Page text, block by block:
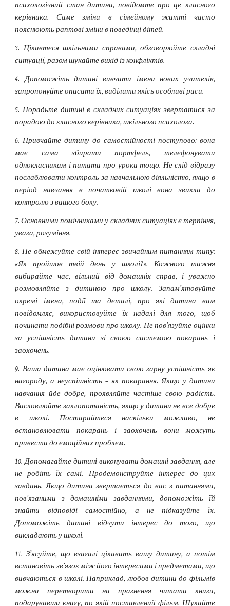
психологічний стан дитини, повідомте про це класного
керівника. Саме зміни в сімейному житті часто
пояснюють раптові зміни в поведінці дітей.
3. Цікавтеся шкільними справами, обговорюйте складні
ситуації, разом шукайте вихід із конфліктів.
4. Допоможіть дитині вивчити імена нових учителів,
запропонуйте описати їх, виділити якісь особливі риси.
5. Порадьте дитині в складних ситуаціях звертатися за
порадою до класного керівника, шкільного психолога.
6. Привчайте дитину до самостійності поступово: вона
має сама збирати портфель, телефонувати
однокласникам і питати про уроки тощо. Не слід відразу
послаблювати контроль за навчальною діяльністю, якщо в
період навчання в початковій школі вона звикла до
контролю з вашого боку.
7. Основними помічниками у складних ситуаціях є терпіння,
увага, розуміння.
8. Не обмежуйте свій інтерес звичайним питанням типу:
«Як пройшов твій день у школі?». Кожного тижня
вибирайте час, вільний від домашніх справ, і уважно
розмовляйте з дитиною про школу. Запам’ятовуйте
окремі імена, події та деталі, про які дитина вам
повідомляє, використовуйте їх надалі для того, щоб
починати подібні розмови про школу. Не пов’язуйте оцінки
за успішність дитини зі своєю системою покарань і
заохочень.
9. Ваша дитина має оцінювати свою гарну успішність як
нагороду, а неуспішність – як покарання. Якщо у дитини
навчання йде добре, проявляйте частіше свою радість.
Висловлюйте заклопотаність, якщо у дитини не все добре
в школі. Постарайтеся наскільки можливо, не
встановлювати покарань і заохочень вони можуть
привести до емоційних проблем.
10. Допомагайте дитині виконувати домашні завдання, але
не робіть їх самі. Продемонструйте інтерес до цих
завдань. Якщо дитина звертається до вас з питаннями,
пов’язаними з домашніми завданнями, допоможіть їй
знайти відповіді самостійно, а не підказуйте їх.
Допоможіть дитині відчути інтерес до того, що
викладають у школі.
11. З’ясуйте, що взагалі цікавить вашу дитину, а потім
встановіть зв’язок між його інтересами і предметами, що
вивчаються в школі. Наприклад, любов дитини до фільмів
можна перетворити на прагнення читати книги,
подарувавши книгу, по якій поставлений фільм. Шукайте